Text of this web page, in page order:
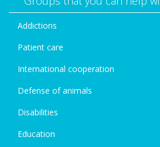
Addictions
Patient care
International cooperation
Defense of animals
Disabilities
Education